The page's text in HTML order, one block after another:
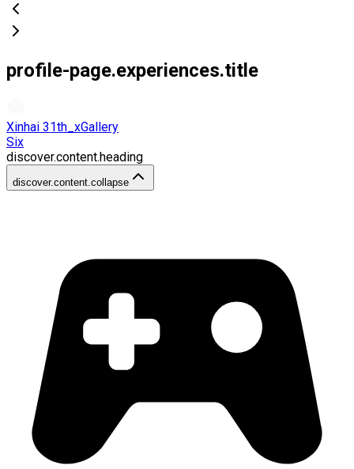
profile-page.experiences.title
Xinhai 31th_xGallery
Six
discover.content.heading
discover.content.collapse